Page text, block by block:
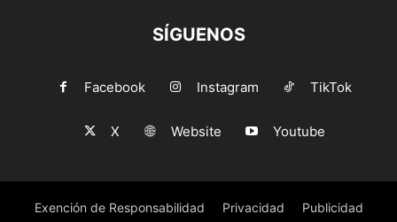
SÍGUENOS
Facebook Instagram TikTok
X Website Youtube
Exención de Responsabilidad Privacidad Publicidad